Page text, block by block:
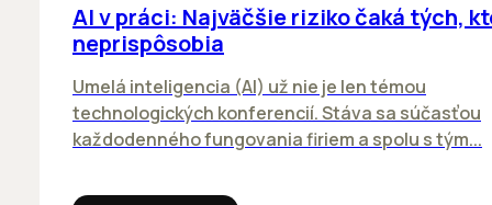
AI v práci: Najväčšie riziko čaká tých,
neprispôsobia
Umelá inteligencia (AI) už nie je len témou
technologických konferencií. Stáva sa súčasťou
každodenného fungovania firiem a spolu s tým...